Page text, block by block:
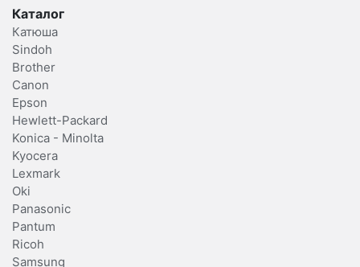
Каталог
Катюша
Sindoh
Brother
Canon
Epson
Hewlett-Packard
Konica - Minolta
Kyocera
Lexmark
Oki
Panasonic
Pantum
Ricoh
Samsung